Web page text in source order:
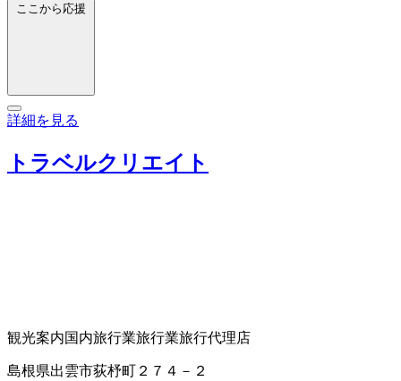
ここから応援
詳細を見る
トラベルクリエイト
観光案内国内旅行業旅行業旅行代理店
島根県出雲市荻杼町２７４－２